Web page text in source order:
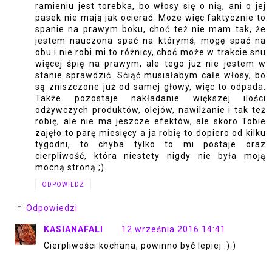
ramieniu jest torebka, bo włosy się o nią, ani o jej
pasek nie mają jak ocierać. Może więc faktycznie to
spanie na prawym boku, choć też nie mam tak, że
jestem nauczona spać na którymś, mogę spać na
obu i nie robi mi to różnicy, choć może w trakcie snu
więcej śpię na prawym, ale tego już nie jestem w
stanie sprawdzić. Sćiąć musiałabym całe włosy, bo
są zniszczone już od samej głowy, więc to odpada.
Także pozostaje nakładanie większej ilości
odżywczych produktów, olejów, nawilżanie i tak też
robię, ale nie ma jeszcze efektów, ale skoro Tobie
zajęło to parę miesięcy a ja robię to dopiero od kilku
tygodni, to chyba tylko to mi postaje oraz
cierpliwość, która niestety nigdy nie była moją
mocną stroną ;).
ODPOWIEDZ
Odpowiedzi
KASIANAFALI
12 września 2016 14:41
Cierpliwości kochana, powinno być lepiej :):)